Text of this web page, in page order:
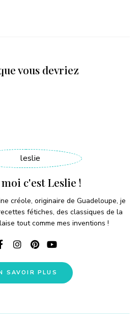
vous devriez
c'est Leslie !
créole, originaire de Guadeloupe, je
fétiches, des classiques de la
tout comme mes inventions !
SAVOIR PLUS